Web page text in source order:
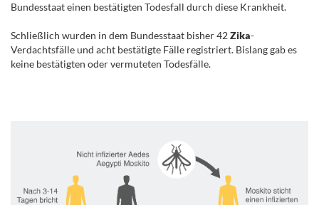
Bundesstaat einen bestätigten Todesfall durch diese Krankheit.
Schließlich wurden in dem Bundesstaat bisher 42Zika-
Verdachtsfälle und acht bestätigte Fälle registriert. Bislang gab es
keine bestätigten oder vermuteten Todesfälle.